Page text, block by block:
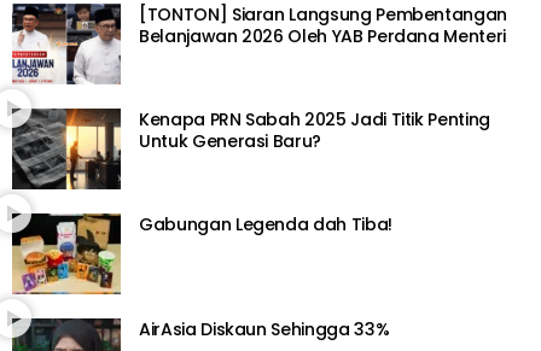
[TONTON] Siaran Langsung Pembentangan
Belanjawan 2026 Oleh YAB Perdana Menteri
Kenapa PRN Sabah 2025 Jadi Titik Penting
Untuk Generasi Baru?
Gabungan Legenda dah Tiba!
AirAsia Diskaun Sehingga 33%